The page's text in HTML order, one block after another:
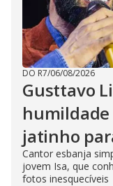
DO R7/06/08/2026
Gusttavo
humildade
jatinho
Cantor esbanja
jovem Isa, que
fotos inesquecíveis